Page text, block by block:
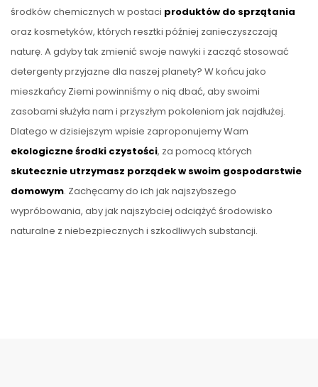
środków chemicznych w postaci produktów do sprzątania
oraz kosmetyków, których resztki później zanieczyszczają
naturę. A gdyby tak zmienić swoje nawyki i zacząć stosować
detergenty przyjazne dla naszej planety? W końcu jako
mieszkańcy Ziemi powinniśmy o nią dbać, aby swoimi
zasobami służyła nam i przyszłym pokoleniom jak najdłużej.
Dlatego w dzisiejszym wpisie zaproponujemy Wam
ekologiczne środki czystości, za pomocą których
skutecznie utrzymasz porządek w swoim gospodarstwie
domowym. Zachęcamy do ich jak najszybszego
wypróbowania, aby jak najszybciej odciążyć środowisko
naturalne z niebezpiecznych i szkodliwych substancji.